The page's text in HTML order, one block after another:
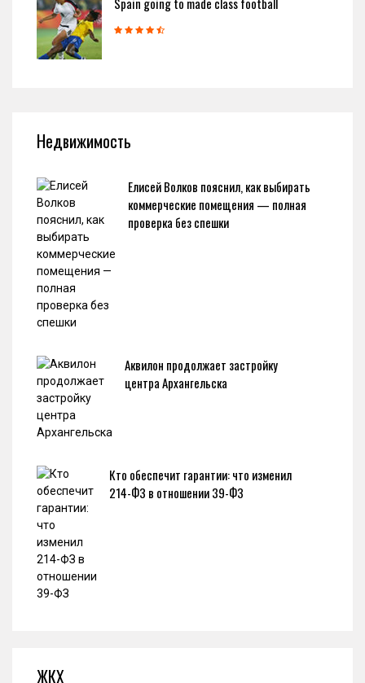
Недвижимость
Елисей Волков пояснил, как выбирать
коммерческие помещения — полная
проверка без спешки
Аквилон продолжает застройку
центра Архангельска
Кто обеспечит гарантии: что изменил
214-ФЗ в отношении 39-ФЗ
ЖКХ